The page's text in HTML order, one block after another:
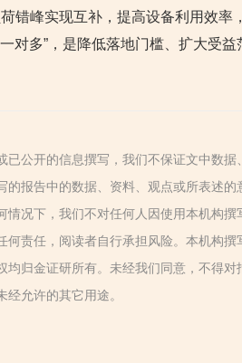
错峰实现互补，提高设备利用效率
对多”，是降低落地门槛、扩大受
公开的信息撰写，我们不保证文中数据
报告中的数据、资料、观点或所表述的
况下，我们不对任何人因使用本机构撰
责任，阅读者自行承担风险。本机构撰
归金证研所有。未经我们同意，不得对
允许的其它用途。